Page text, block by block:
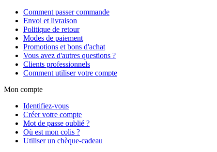
Comment passer commande
Envoi et livraison
Politique de retour
Modes de paiement
Promotions et bons d'achat
Vous avez d'autres questions ?
Clients professionnels
Comment utiliser votre compte
Mon compte
Identifiez-vous
Créer votre compte
Mot de passe oublié ?
Où est mon colis ?
Utiliser un chèque-cadeau